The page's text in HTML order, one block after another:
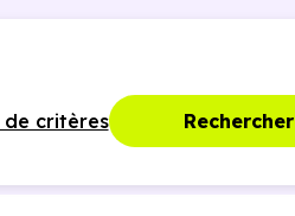
de critères Rechercher